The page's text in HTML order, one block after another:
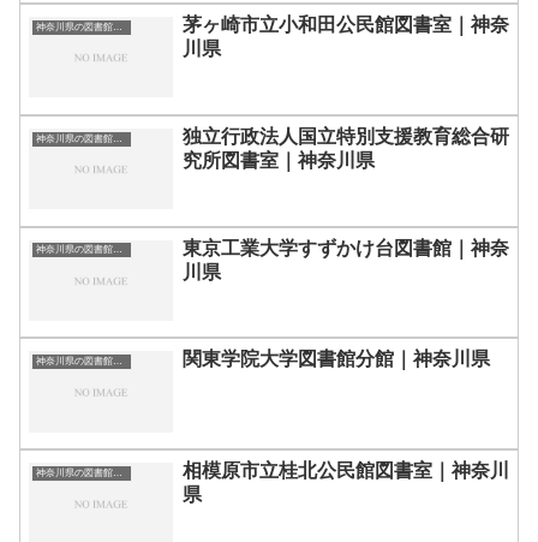
神奈川県の図書館｜勉強できる場所
茅ヶ崎市立小和田公民館図書室｜神奈
川県
神奈川県の図書館｜勉強できる場所
独立行政法人国立特別支援教育総合研
究所図書室｜神奈川県
神奈川県の図書館｜勉強できる場所
東京工業大学すずかけ台図書館｜神奈
川県
神奈川県の図書館｜勉強できる場所 関東学院大学図書館分館｜神奈川県
神奈川県の図書館｜勉強できる場所
相模原市立桂北公民館図書室｜神奈川
県